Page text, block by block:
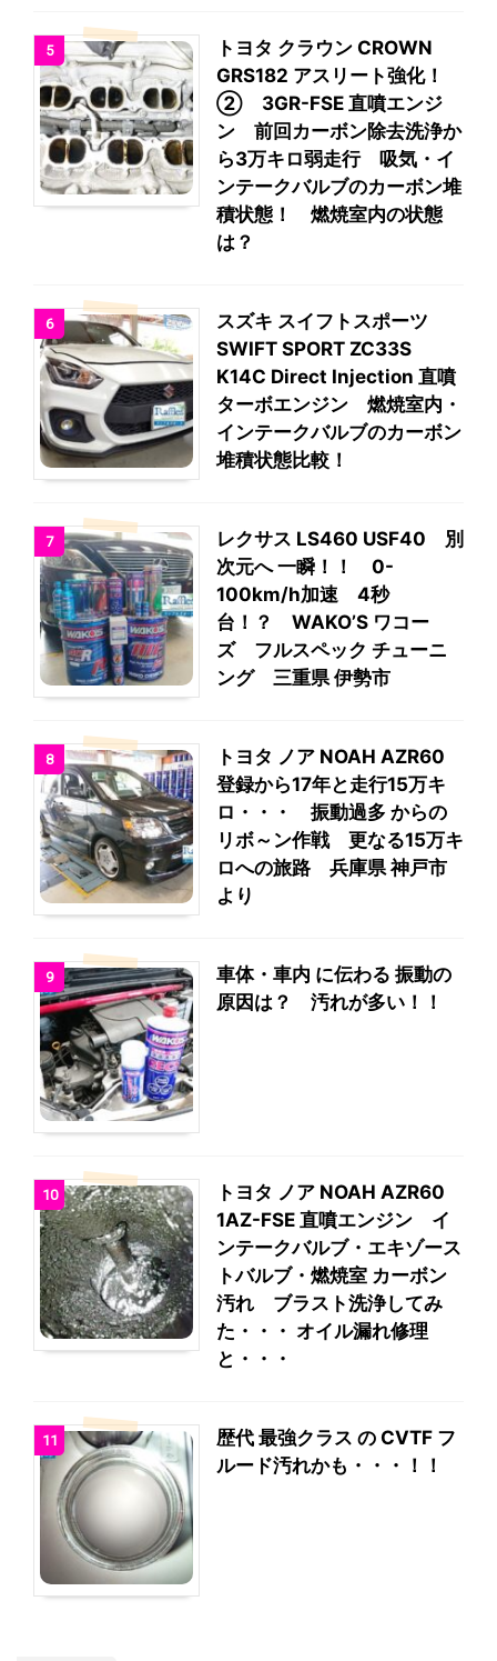
5
トヨタ クラウン CROWN
GRS182 アスリート強化！
② 3GR-FSE 直噴エンジ
ン 前回カーボン除去洗浄か
ら3万キロ弱走行 吸気・イ
ンテークバルブのカーボン堆
積状態！ 燃焼室内の状態
は？
6
スズキ スイフトスポーツ
SWIFT SPORT ZC33S
K14C Direct Injection 直噴
ターボエンジン 燃焼室内・
インテークバルブのカーボン
堆積状態比較！
7
レクサス LS460 USF40 別
次元へ 一瞬！！ 0-
100km/h加速 4秒
台！？ WAKO’S ワコー
ズ フルスペック チューニ
ング 三重県 伊勢市
8
トヨタ ノア NOAH AZR60
登録から17年と走行15万キ
ロ・・・ 振動過多 からの
リボ～ン作戦 更なる15万キ
ロへの旅路 兵庫県 神戸市
より
9
車体・車内 に伝わる 振動の
原因は？ 汚れが多い！！
10
トヨタ ノア NOAH AZR60
1AZ-FSE 直噴エンジン イ
ンテークバルブ・エキゾース
トバルブ・燃焼室 カーボン
汚れ ブラスト洗浄してみ
た・・・ オイル漏れ修理
と・・・
11
歴代 最強クラス の CVTF フ
ルード汚れかも・・・！！